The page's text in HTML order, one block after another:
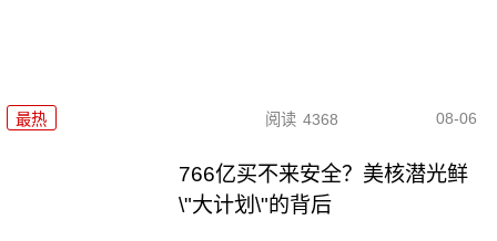
最热 阅读 4368 08-06
766亿买不来安全？美核潜光鲜
\"大计划\"的背后